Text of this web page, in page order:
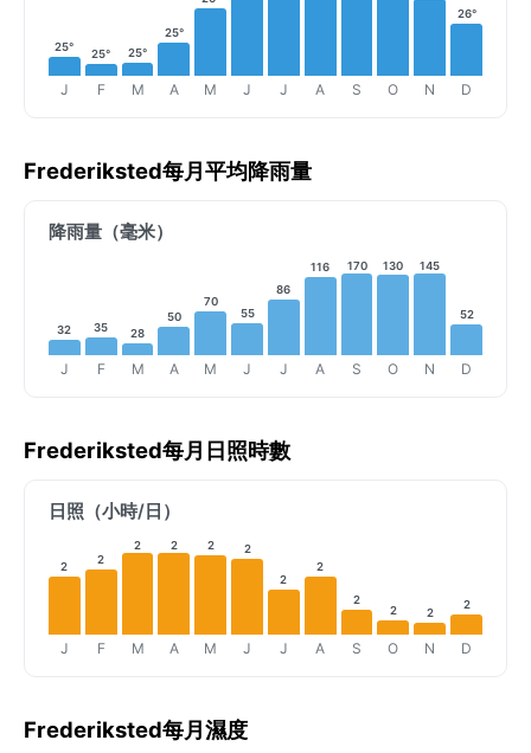
25°
J
25°
F
25°
M
25°
A M J J A S O N
26°
D
Frederiksted每月平均降雨量
降雨量（毫米）
32
J
35
F
28
M
50
A
70
M
55
J
86
J
116
A
170
S
130
O
145
N
52
D
Frederiksted每月日照時數
日照（小時/日）
2
J
2
F
2
M
2
A
2
M
2
J
2
J
2
A
2
S
2
O
2
N
2
D
Frederiksted每月濕度